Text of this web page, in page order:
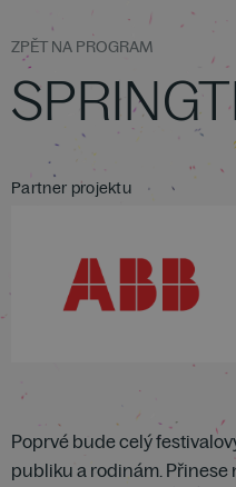
ZPĚT NA PROGRAM
Partner projektu
Poprvé bude celý
publiku a rodinám. Přinese